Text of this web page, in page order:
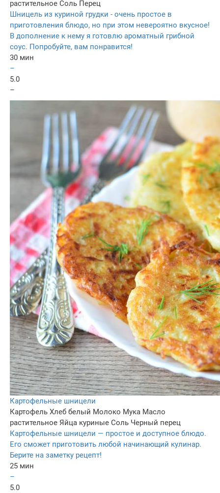
растительное Соль Перец
Шницель из куриной грудки - очень простое в
приготовления блюдо, но при этом невероятно вкусное!
В дополнение к нему я готовлю ароматный грибной
соус. Попробуйте, вам понравится!
30 мин
–
5.0
–
Картофельные шницели
Картофель Хлеб белый Молоко Мука Масло
растительное Яйца куриные Соль Черный перец
Картофельные шницели — простое и доступное блюдо.
Его сможет приготовить любой начинающий кулинар.
Берите на заметку рецепт!
25 мин
–
5.0